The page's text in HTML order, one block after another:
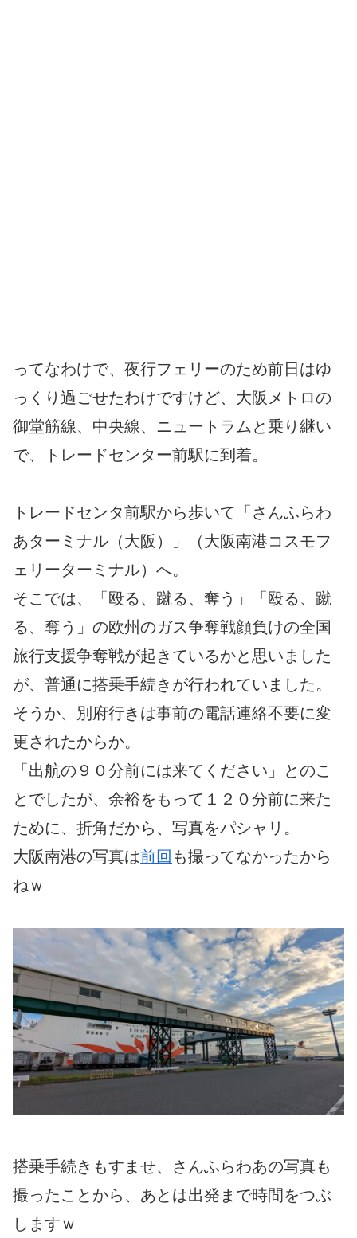
ってなわけで、夜行フェリーのため前日はゆ
っくり過ごせたわけですけど、大阪メトロの
御堂筋線、中央線、ニュートラムと乗り継い
で、トレードセンター前駅に到着。
トレードセンタ前駅から歩いて「さんふらわ
あターミナル（大阪）」（大阪南港コスモフ
ェリーターミナル）へ。
そこでは、「殴る、蹴る、奪う」「殴る、蹴
る、奪う」の欧州のガス争奪戦顔負けの全国
旅行支援争奪戦が起きているかと思いました
が、普通に搭乗手続きが行われていました。
そうか、別府行きは事前の電話連絡不要に変
更されたからか。
「出航の９０分前には来てください」とのこ
とでしたが、余裕をもって１２０分前に来た
ために、折角だから、写真をパシャリ。
大阪南港の写真は前回 も撮ってなかったから
ねｗ
搭乗手続きもすませ、さんふらわあの写真も
撮ったことから、あとは出発まで時間をつぶ
しますｗ